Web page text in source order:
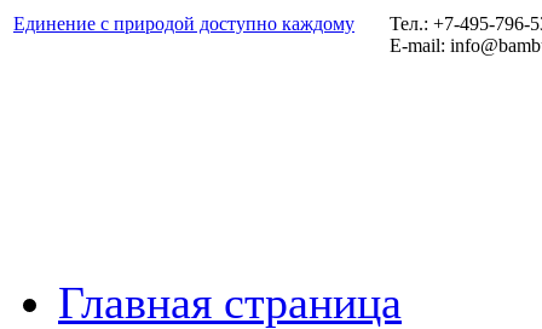
Единение с природой доступно каждому
Тел.: +7-495-796-
E-mail:
Главная страница